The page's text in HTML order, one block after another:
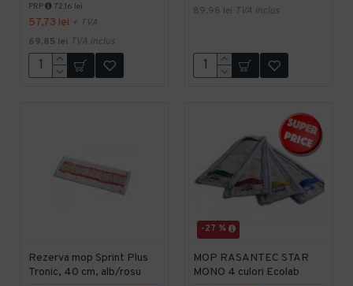
PRP 72,16 lei
57,73 lei + TVA
69,85 lei TVA inclus
89,98 lei TVA inclus
Rezerva mop Sprint Plus
Tronic, 40 cm, alb/rosu
-27 %
MOP RASANTEC STAR
MONO 4 culori Ecolab